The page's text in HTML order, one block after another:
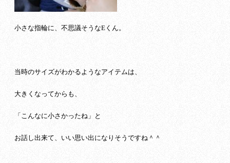
小さな指輪に、不思議そうなEくん。
当時のサイズがわかるようなアイテムは、
大きくなってからも、
「こんなに小さかったね」と
お話し出来て、いい思い出になりそうですね＾＾